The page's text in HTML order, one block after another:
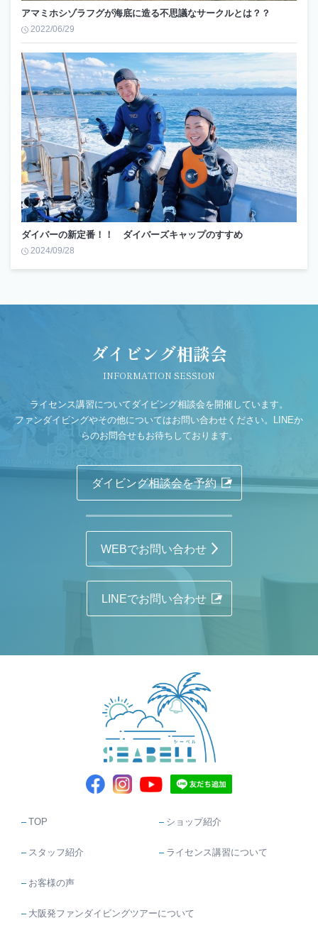
アマミホシゾラフグが海底に造る不思議なサークルとは？？
2022/06/29
ダイバーの新定番！！ ダイバーズキャップのすすめ
2024/09/28
ダイビング相談会
INFORMATION SESSION
ライセンス講習についてダイビング相談会を開催しています。
ファンダイビングやその他についてはお問い合わせください。LINEか
らのお問合せもお待ちしております。
ダイビング相談会を予約
WEBでお問い合わせ
LINEでお問い合わせ
TOP ショップ紹介
スタッフ紹介 ライセンス講習について
お客様の声
大阪発ファンダイビングツアーについて